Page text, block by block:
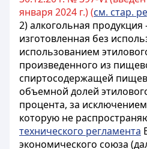
января 2024 г.) (см. стар.
2) алкогольная
изготовленная без
использованием
произведенного из
спиртосодержащей
объемной долей
процента, за
которую не
технического регламента
экономического союза